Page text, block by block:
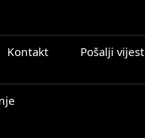
Kontakt
Pošalji vijest